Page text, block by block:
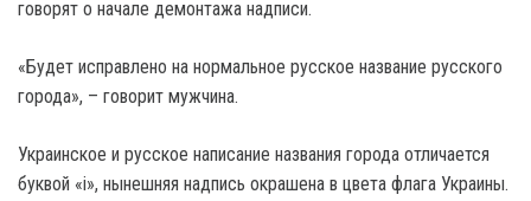
говорят о начале демонтажа надписи.
«Будет исправлено на нормальное русское название русского
города», – говорит мужчина.
Украинское и русское написание названия города отличается
буквой «i», нынешняя надпись окрашена в цвета флага Украины.